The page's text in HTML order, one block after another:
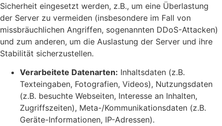
Sicherheit eingesetzt werden, z.B., um eine Überlastung
der Server zu vermeiden (insbesondere im Fall von
missbräuchlichen Angriffen, sogenannten DDoS-Attacken)
und zum anderen, um die Auslastung der Server und ihre
Stabilität sicherzustellen.
Verarbeitete Datenarten: Inhaltsdaten (z.B.
Texteingaben, Fotografien, Videos), Nutzungsdaten
(z.B. besuchte Webseiten, Interesse an Inhalten,
Zugriffszeiten), Meta-/Kommunikationsdaten (z.B.
Geräte-Informationen, IP-Adressen).